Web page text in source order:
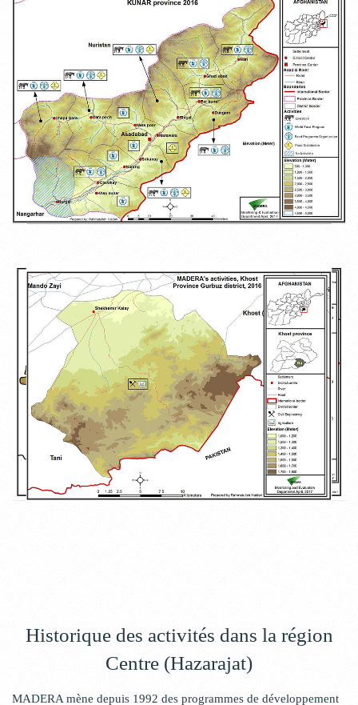
Historique des activités dans la région
Centre (Hazarajat)
MADERA mène depuis 1992 des programmes de développement